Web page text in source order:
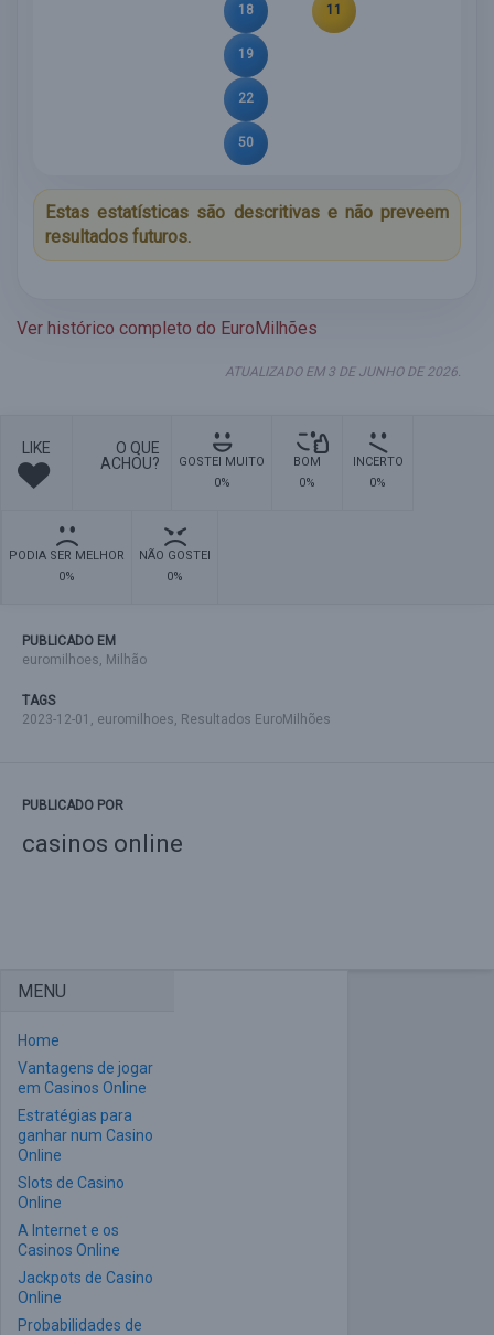
18
19
22
50
11
Estas estatísticas são descritivas e não preveem
resultados futuros.
Ver histórico completo do EuroMilhões
ATUALIZADO EM 3 DE JUNHO DE 2026.
LIKE
O QUE
ACHOU?
GOSTEI MUITO
0%
BOM
0%
INCERTO
0%
PODIA SER MELHOR
0%
NÃO GOSTEI
0%
PUBLICADO EM
euromilhoes, Milhão
TAGS
2023-12-01 , euromilhoes, Resultados EuroMilhões
PUBLICADO POR
casinos online
MENU
Home
Vantagens de jogar
em Casinos Online
Estratégias para
ganhar num Casino
Online
Slots de Casino
Online
A Internet e os
Casinos Online
Jackpots de Casino
Online
Probabilidades de